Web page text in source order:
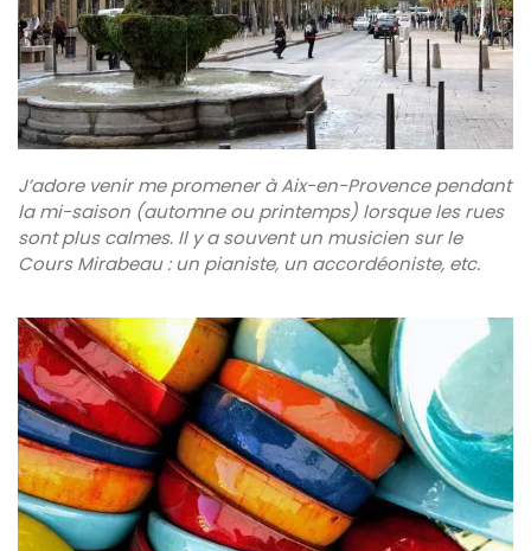
J’adore venir me promener à Aix-en-Provence pendant
la mi-saison (automne ou printemps) lorsque les rues
sont plus calmes. Il y a souvent un musicien sur le
Cours Mirabeau : un pianiste, un accordéoniste, etc.